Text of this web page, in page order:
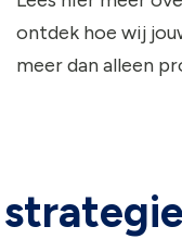
ontdek hoe wij
meer dan alleen
strategie